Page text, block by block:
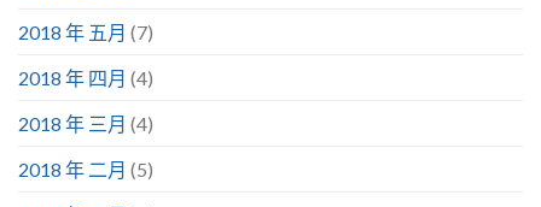
2018 年 五月 (7)
2018 年 四月 (4)
2018 年 三月 (4)
2018 年 二月 (5)